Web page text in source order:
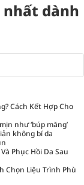
dành
Cách Kết Hợp Cho
như ‘búp măng’
không bí da
Phục Hồi Da Sau
Chọn Liệu Trình Phù